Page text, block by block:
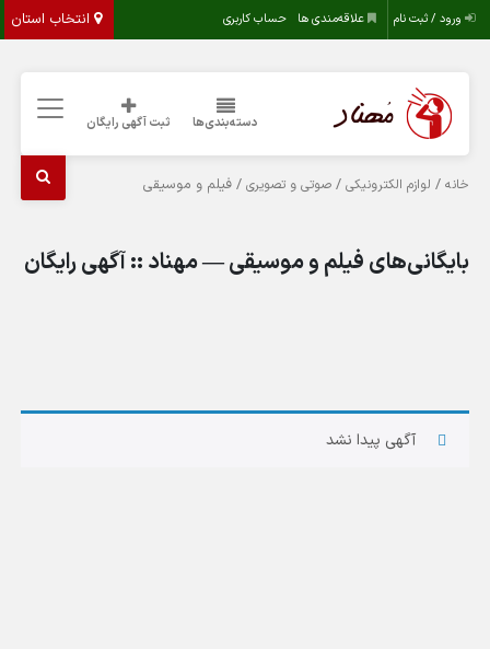
انتخاب استان ورود / ثبت نام علاقه‌مندی ها حساب کاربری
دسته‌بندی‌ها ثبت آگهی رایگان
خانه / لوازم الکترونیکی /صوتی و تصویری / فیلم و موسیقی
بایگانی‌های فیلم و موسیقی — مهناد :: آگهی رایگان
آگهی پیدا نشد